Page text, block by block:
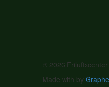
© 2026
Made with by